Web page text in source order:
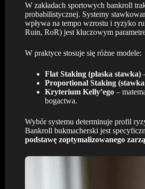
W zakładach sportowych bankroll
probabilistycznej. Systemy
wpływa na tempo wzrostu i ryzyko
Ruin, RoR) jest kluczowym
W praktyce stosuje się różne modele:
Flat Staking (płaska stawka)
Proportional Staking
Kryterium Kelly’ego –
bogactwa.
Wybór systemu determinuje profil
Bankroll bukmacherski jest
podstawę zoptymalizowanego